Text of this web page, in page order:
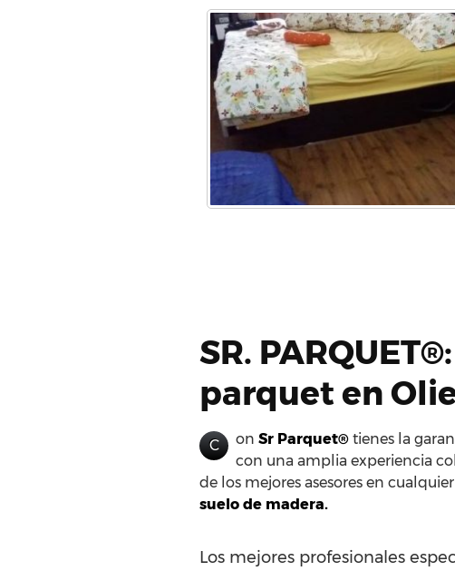
SR.
parquet en
C on Sr Parquet® tienes la
con una amplia experiencia
de los mejores asesores en
suelo de madera.
Los mejores profesionales